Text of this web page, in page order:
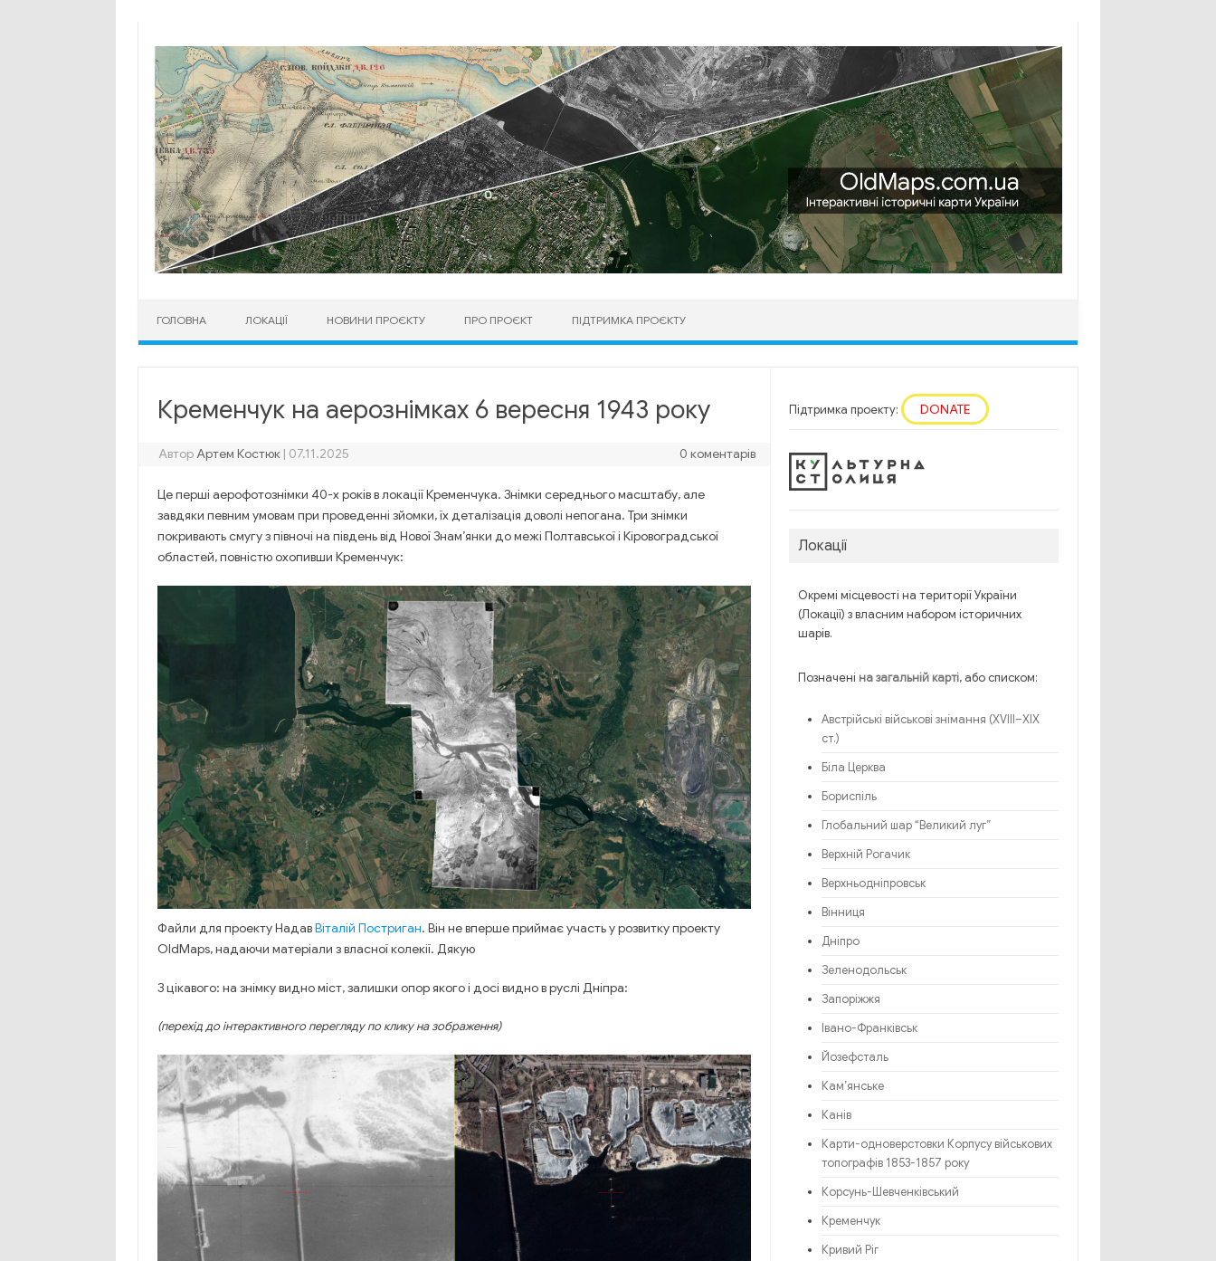
ГОЛОВНА ЛОКАЦІЇ НОВИНИ ПРОЄКТУ ПРО ПРОЄКТ ПІДТРИМКА ПРОЄКТУ
Кременчук на аерознімках 6 вересня 1943 року
Автор Артем Костюк | 07.11.2025 0 коментарів
Це перші аерофотознімки 40-х років в локації Кременчука. Знімки середнього масштабу, але
завдяки певним умовам при проведенні зйомки, їх деталізація доволі непогана. Три знімки
покривають смугу з півночі на південь від Нової Знам’янки до межі Полтавської і Кіровоградської
областей, повністю охопивши Кременчук:
Файли для проекту НадавВіталій Постриган. Він не вперше приймає участь у розвитку проекту
OldMaps, надаючи матеріали з власної колекії. Дякую
З цікавого: на знімку видно міст, залишки опор якого і досі видно в руслі Дніпра:
(перехід до інтерактивного перегляду по клику на зображення)
Підтримка проекту: DONATE
Локації
Окремі місцевості на території України
(Локації) з власним набором історичних
шарів.
Позначені на загальній карті, або списком:
Австрійські військові знімання (XVIII–XIX
ст.)
Біла Церква
Бориспіль
Глобальний шар “Великий луг”
Верхній Рогачик
Верхньодніпровськ
Вінниця
Дніпро
Зеленодольськ
Запоріжжя
Івано-Франківськ
Йозефсталь
Кам’янське
Канів
Карти-одноверстовки Корпусу військових
топографів 1853-1857 року
Корсунь-Шевченківський
Кременчук
Кривий Ріг